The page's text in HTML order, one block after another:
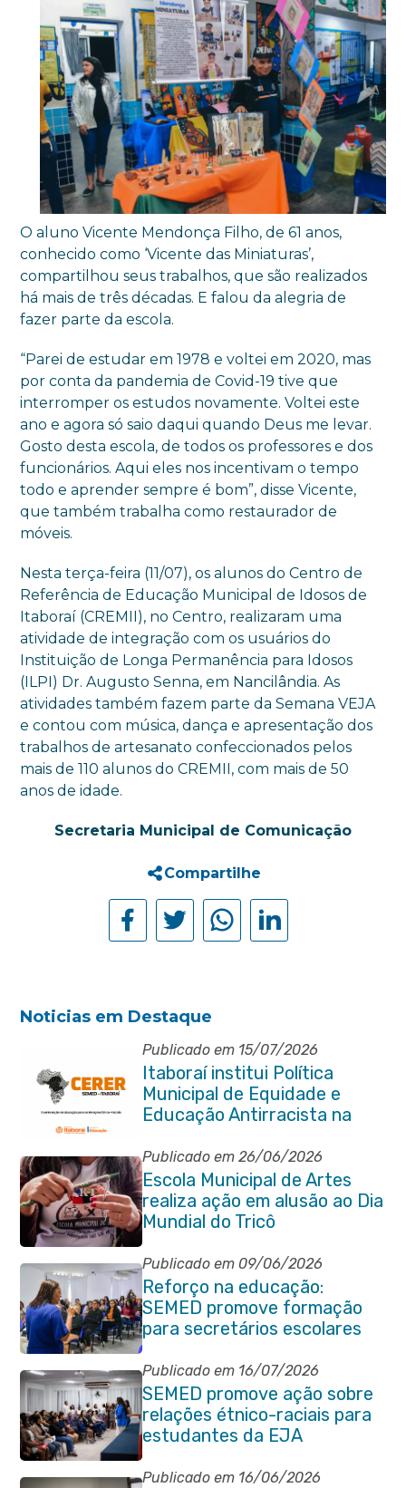
O aluno Vicente Mendonça Filho, de 61 anos,
conhecido como ‘Vicente das Miniaturas’,
compartilhou seus trabalhos, que são realizados
há mais de três décadas. E falou da alegria de
fazer parte da escola.
“Parei de estudar em 1978 e voltei em 2020, mas
por conta da pandemia de Covid-19 tive que
interromper os estudos novamente. Voltei este
ano e agora só saio daqui quando Deus me levar.
Gosto desta escola, de todos os professores e dos
funcionários. Aqui eles nos incentivam o tempo
todo e aprender sempre é bom”, disse Vicente,
que também trabalha como restaurador de
móveis.
Nesta terça-feira (11/07), os alunos do Centro de
Referência de Educação Municipal de Idosos de
Itaboraí (CREMII), no Centro, realizaram uma
atividade de integração com os usuários do
Instituição de Longa Permanência para Idosos
(ILPI) Dr. Augusto Senna, em Nancilândia. As
atividades também fazem parte da Semana VEJA
e contou com música, dança e apresentação dos
trabalhos de artesanato confeccionados pelos
mais de 110 alunos do CREMII, com mais de 50
anos de idade.
Secretaria Municipal de Comunicação
Compartilhe
Noticias em Destaque
Publicado em 15/07/2026
Itaboraí institui Política
Municipal de Equidade e
Educação Antirracista na
Publicado em 26/06/2026
Escola Municipal de Artes
realiza ação em alusão ao Dia
Mundial do Tricô
Publicado em 09/06/2026
Reforço na educação:
SEMED promove formação
para secretários escolares
Publicado em 16/07/2026
SEMED promove ação sobre
relações étnico-raciais para
estudantes da EJA
Publicado em 16/06/2026